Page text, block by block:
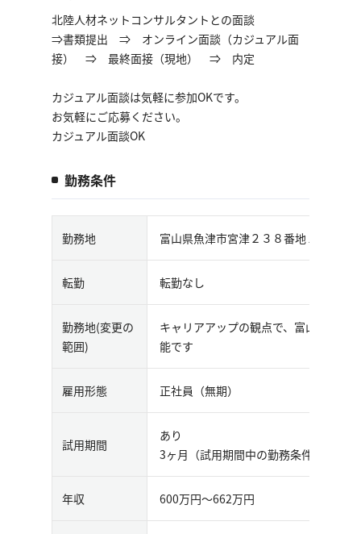
北陸人材ネットコンサルタントとの面談
⇒書類提出 ⇒ オンライン面談（カジュアル面
接） ⇒ 最終面接（現地） ⇒ 内定
カジュアル面談は気軽に参加OKです。
お気軽にご応募ください。
カジュアル面談OK
勤務条件
勤務地 富山県魚津市宮津２３８番地１
転勤 転勤なし
勤務地(変更の
範囲)
キャリアアップの観点で、富山市もし
能です
雇用形態 正社員（無期）
試用期間
あり
3ヶ⽉（試⽤期間中の勤務条件︓変更無
年収 600万円〜662万円